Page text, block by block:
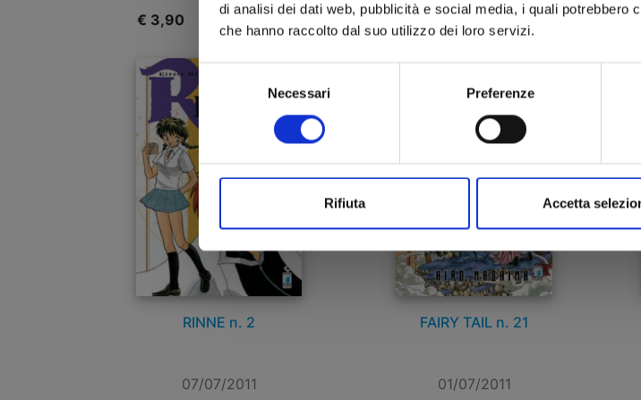
di analisi dei dati web, pubblicità e social media, i quali potrebbero
che hanno raccolto dal suo utilizzo dei loro servizi.
Selezione
del
consenso
Necessari Preferenze
Rifiuta Accetta
€ 3,90 € 4,90
RINNE n. 2
07/07/2011
FAIRY TAIL n. 21
01/07/2011